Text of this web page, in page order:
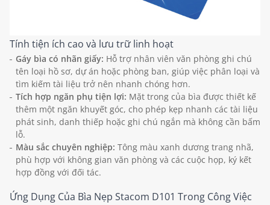
Tính tiện ích cao và lưu trữ linh hoạt
Gáy bìa có nhãn giấy: Hỗ trợ nhân viên văn phòng ghi chú
tên loại hồ sơ, dự án hoặc phòng ban, giúp việc phân loại và
tìm kiếm tài liệu trở nên nhanh chóng hơn.
Tích hợp ngăn phụ tiện lợi: Mặt trong của bìa được thiết kế
thêm một ngăn khuyết góc, cho phép kẹp nhanh các tài liệu
phát sinh, danh thiếp hoặc ghi chú ngắn mà không cần bấm
lỗ.
Màu sắc chuyên nghiệp: Tông màu xanh dương trang nhã,
phù hợp với không gian văn phòng và các cuộc họp, ký kết
hợp đồng với đối tác.
Ứng Dụng Của Bìa Nẹp Stacom D101 Trong Công Việc